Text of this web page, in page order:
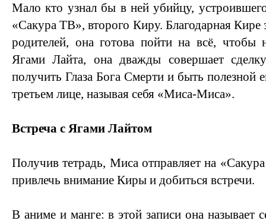
Мало кто узнал бы в ней убийцу,
«Сакура ТВ», второго Киру. Благодарная Кире
родителей, она готова пойти на всё,
Ягами Лайта, она дважды совершает
получить Глаза Бога Смерти и быть полезной
третьем лице, называя себя «Миса-Миса».
Встреча с Ягами Лайтом
Получив тетрадь, Миса отправляет на
привлечь внимание Киры и добиться встречи.
В аниме и манге: в этой записи она называет